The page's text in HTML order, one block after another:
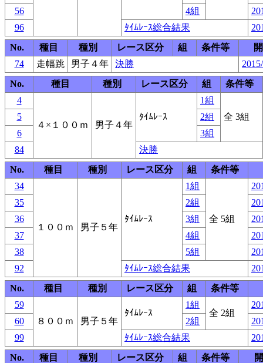
56
4組
96
ﾀｲﾑﾚｰｽ総合結果
No.
種目 種別 レース区分 組 条件等
74
走幅跳 男子４年 決勝
No.
種目 種別 レース区分 組
条件等
4
４×１００ｍ 男子４年
ﾀｲﾑﾚｰｽ
1組
全 3組
5
2組
6
3組
84
決勝
No.
種目 種別 レース区分 組
条件等
34
１００ｍ 男子５年
ﾀｲﾑﾚｰｽ
1組
全 5組
35
2組
36
3組
37
4組
38
5組
92
ﾀｲﾑﾚｰｽ総合結果
No.
種目 種別 レース区分 組
条件等
59
８００ｍ
男子５年
ﾀｲﾑﾚｰｽ
1組
全 2組
60
2組
99
ﾀｲﾑﾚｰｽ総合結果
No.
種目 種別 レース区分 組 条件等